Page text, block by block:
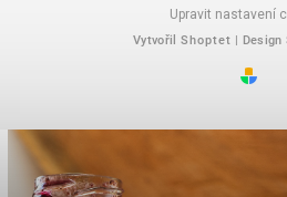
Upravit nastavení
Vytvořil Shoptet | Design